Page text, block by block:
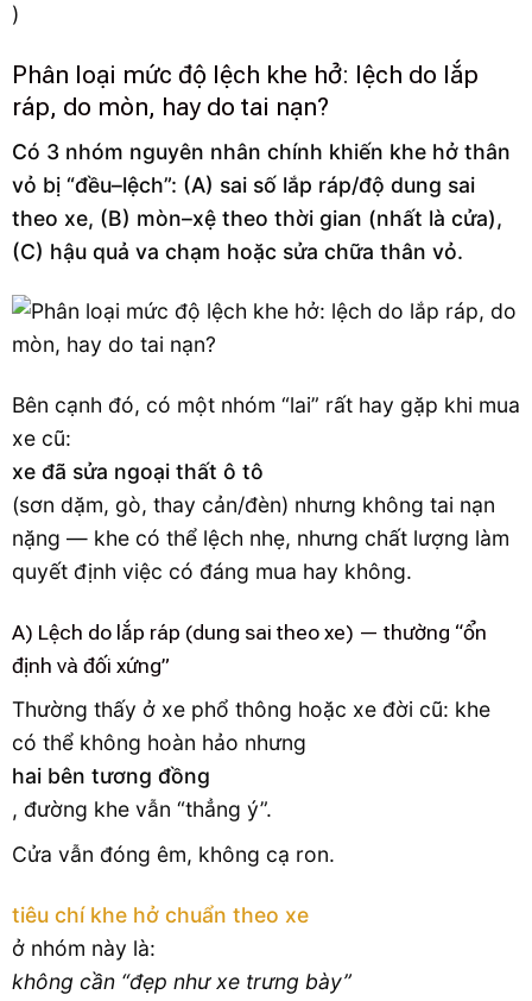
)
Phân loại mức độ lệch khe hở: lệch do lắp
ráp, do mòn, hay do tai nạn?
Có 3 nhóm nguyên nhân chính khiến khe hở thân
vỏ bị “đều–lệch”: (A) sai số lắp ráp/độ dung sai
theo xe, (B) mòn–xệ theo thời gian (nhất là cửa),
(C) hậu quả va chạm hoặc sửa chữa thân vỏ.
Bên cạnh đó, có một nhóm “lai” rất hay gặp khi mua
xe cũ:
xe đã sửa ngoại thất ô tô
(sơn dặm, gò, thay cản/đèn) nhưng không tai nạn
nặng — khe có thể lệch nhẹ, nhưng chất lượng làm
quyết định việc có đáng mua hay không.
A) Lệch do lắp ráp (dung sai theo xe) — thường “ổn
định và đối xứng”
Thường thấy ở xe phổ thông hoặc xe đời cũ: khe
có thể không hoàn hảo nhưng
hai bên tương đồng
, đường khe vẫn “thẳng ý”.
Cửa vẫn đóng êm, không cạ ron.
tiêu chí khe hở chuẩn theo xe
ở nhóm này là:
không cần “đẹp như xe trưng bày”